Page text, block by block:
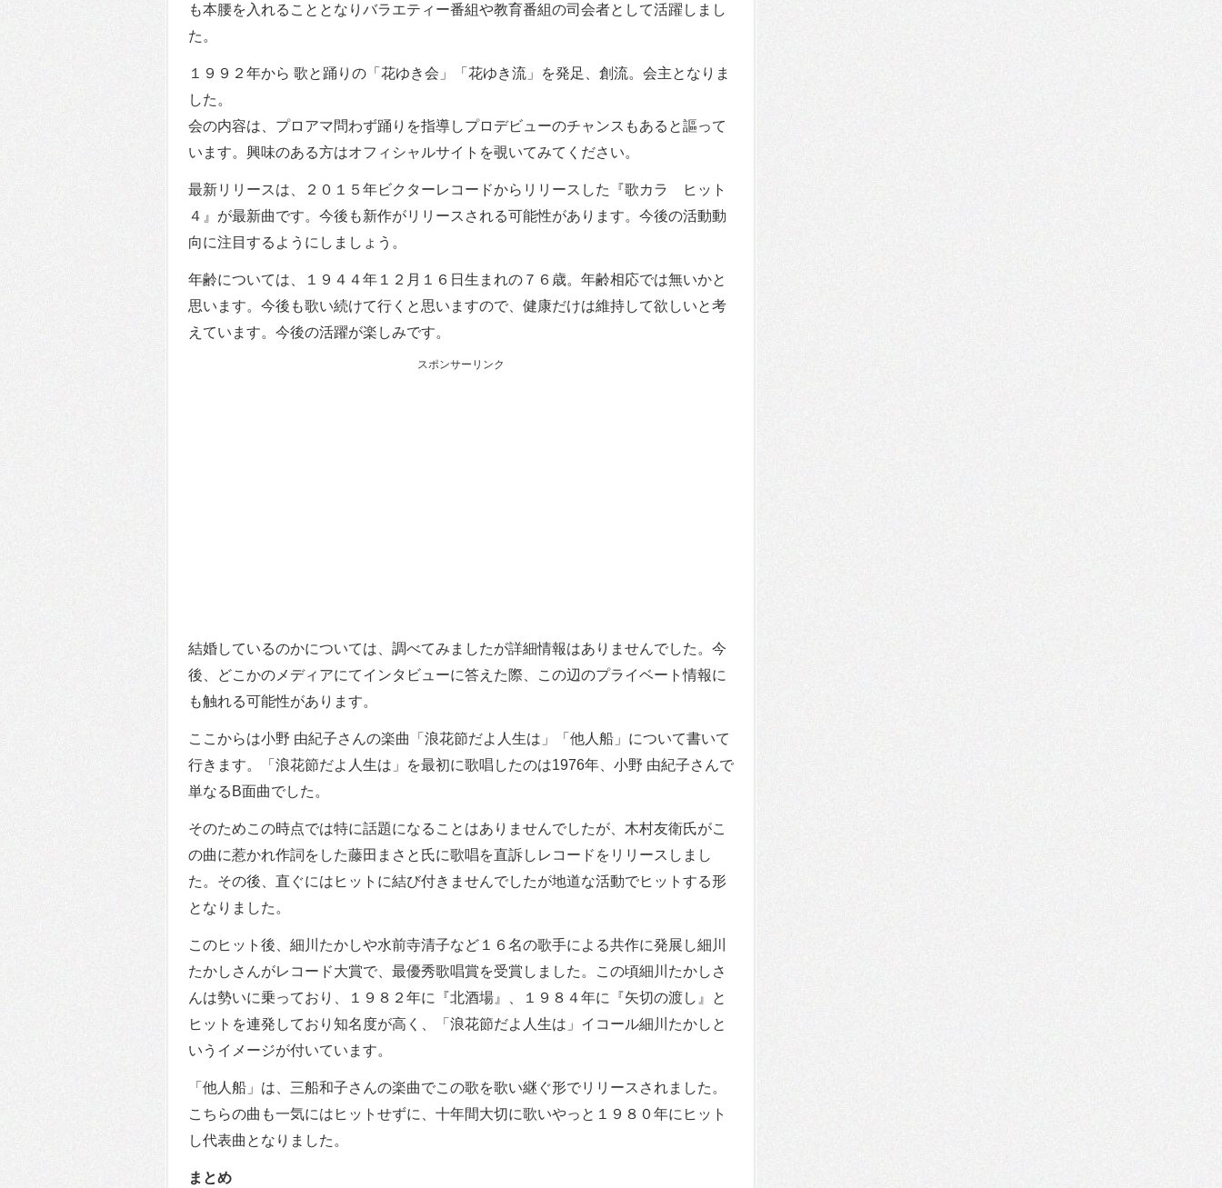
も本腰を入れることとなりバラエティー番組や教育番組の司会者として活躍しまし
た。
１９９２年から 歌と踊りの「花ゆき会」「花ゆき流」を発足、創流。会主となりま
した。
会の内容は、プロアマ問わず踊りを指導しプロデビューのチャンスもあると謳って
います。興味のある方はオフィシャルサイトを覗いてみてください。
最新リリースは、２０１５年ビクターレコードからリリースした『歌カラ ヒット
４』が最新曲です。今後も新作がリリースされる可能性があります。今後の活動動
向に注目するようにしましょう。
年齢については、１９４４年１２月１６日生まれの７６歳。年齢相応では無いかと
思います。今後も歌い続けて行くと思いますので、健康だけは維持して欲しいと考
えています。今後の活躍が楽しみです。
スポンサーリンク
結婚しているのかについては、調べてみましたが詳細情報はありませんでした。今
後、どこかのメディアにてインタビューに答えた際、この辺のプライベート情報に
も触れる可能性があります。
ここからは小野 由紀子さんの楽曲「浪花節だよ人生は」「他人船」について書いて
行きます。「浪花節だよ人生は」を最初に歌唱したのは1976年、小野 由紀子さんで
単なるB面曲でした。
そのためこの時点では特に話題になることはありませんでしたが、木村友衛氏がこ
の曲に惹かれ作詞をした藤田まさと氏に歌唱を直訴しレコードをリリースしまし
た。その後、直ぐにはヒットに結び付きませんでしたが地道な活動でヒットする形
となりました。
このヒット後、細川たかしや水前寺清子など１６名の歌手による共作に発展し細川
たかしさんがレコード大賞で、最優秀歌唱賞を受賞しました。この頃細川たかしさ
んは勢いに乗っており、１９８２年に『北酒場』、１９８４年に『矢切の渡し』と
ヒットを連発しており知名度が高く、「浪花節だよ人生は」イコール細川たかしと
いうイメージが付いています。
「他人船」は、三船和子さんの楽曲でこの歌を歌い継ぐ形でリリースされました。
こちらの曲も一気にはヒットせずに、十年間大切に歌いやっと１９８０年にヒット
し代表曲となりました。
まとめ